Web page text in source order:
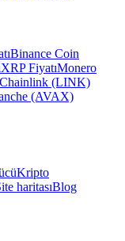
Binance Coin
XRP FiyatıMonero
Chainlink (LINK)
(AVAX)
Kripto
haritasıBlog